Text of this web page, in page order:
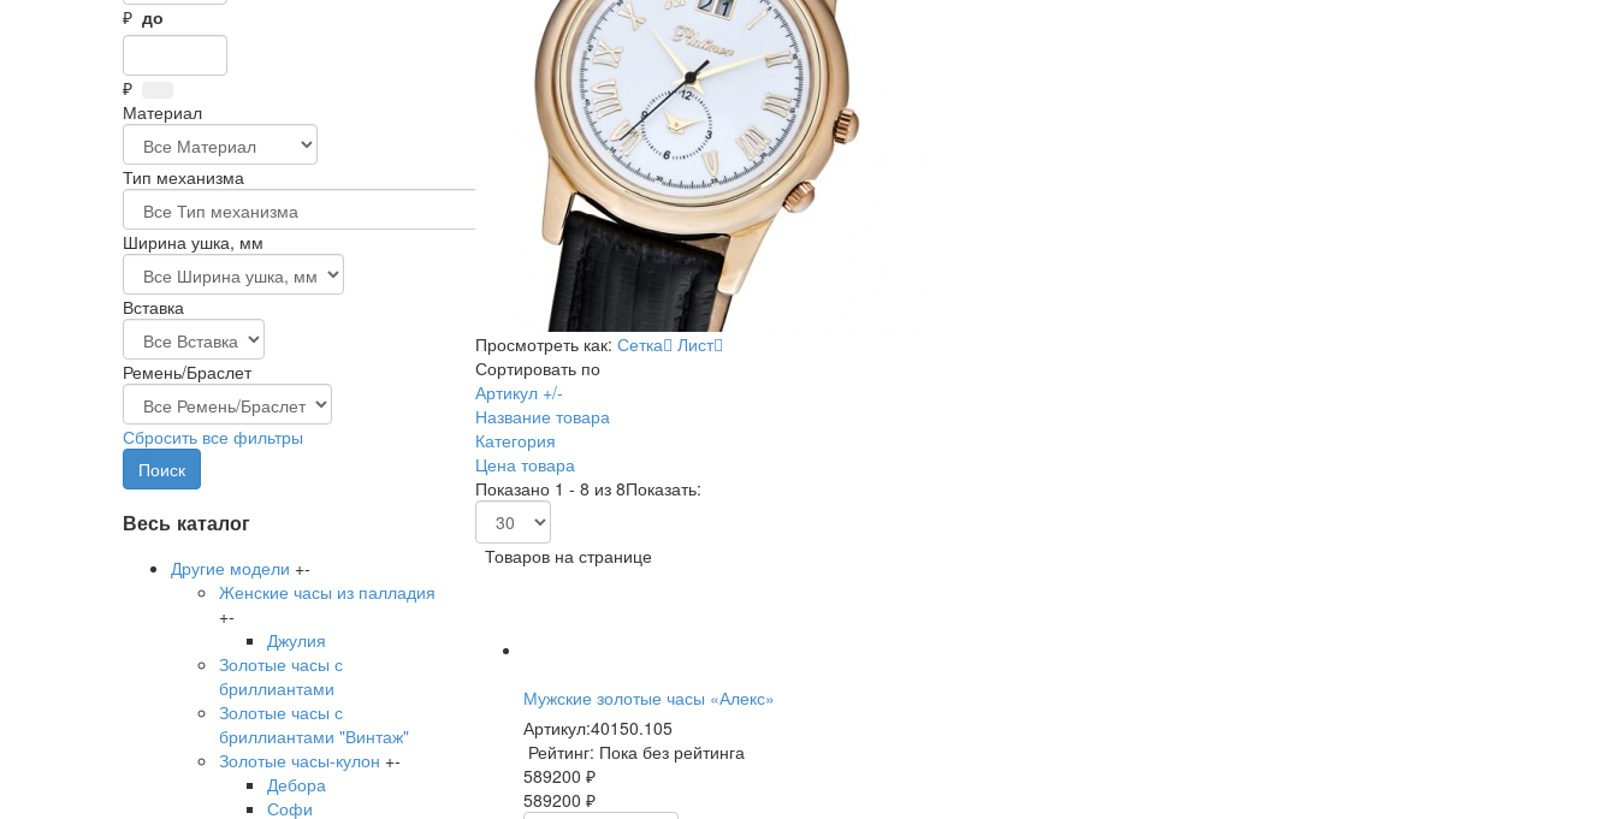
₽ до
₽
Материал
Тип механизма
Ширина ушка, мм
Вставка
Ремень/Браслет
Сбросить все фильтры
Весь каталог
Другие модели +-
Женские часы из палладия
+-
Джулия
Золотые часы с
бриллиантами
Золотые часы с
бриллиантами "Винтаж"
Золотые часы-кулон +-
Дебора
Софи
Просмотреть как: Сетка
Лист
Сортировать по
Артикул +/-
Название товара
Категория
Цена товара
Показано 1 - 8 из 8Показать:
Товаров на странице
Мужские золотые часы «Алекс»
Артикул:40150.105
Рейтинг: Пока без рейтинга
589200 ₽
589200 ₽